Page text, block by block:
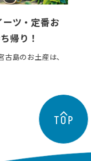
ツ・定番お
帰り！
島のお土産は、
TOP